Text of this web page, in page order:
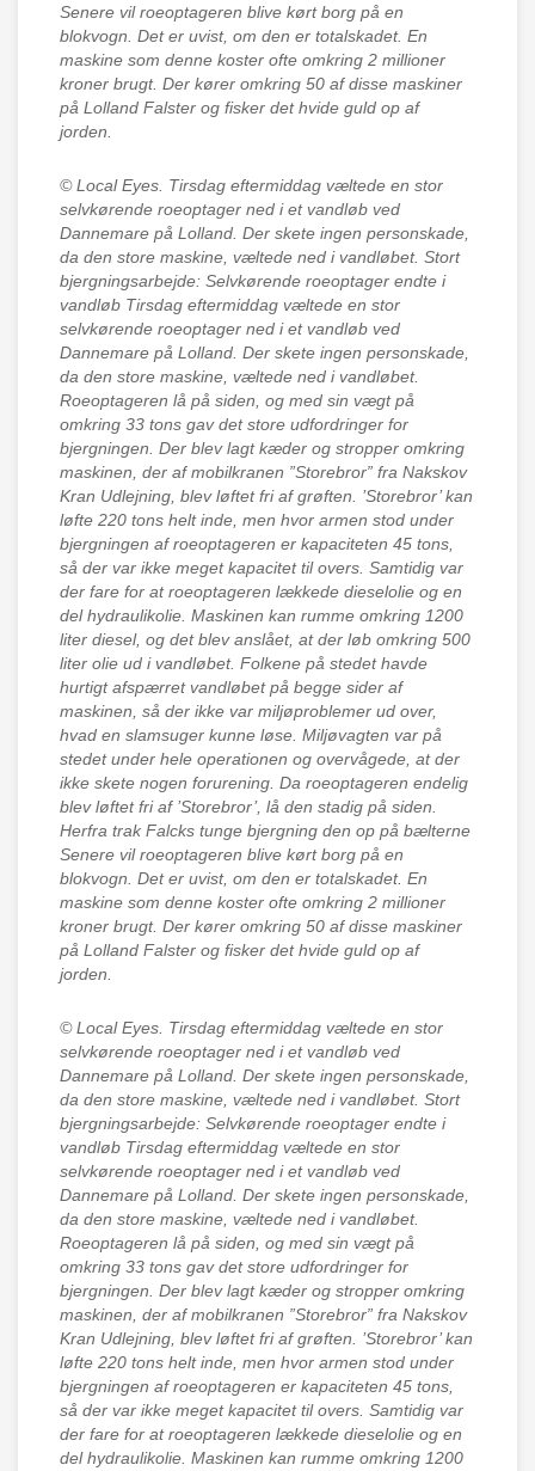
Senere vil roeoptageren blive kørt borg på en
blokvogn. Det er uvist, om den er totalskadet. En
maskine som denne koster ofte omkring 2 millioner
kroner brugt. Der kører omkring 50 af disse maskiner
på Lolland Falster og fisker det hvide guld op af
jorden.
© Local Eyes. Tirsdag eftermiddag væltede en stor
selvkørende roeoptager ned i et vandløb ved
Dannemare på Lolland. Der skete ingen personskade,
da den store maskine, væltede ned i vandløbet. Stort
bjergningsarbejde: Selvkørende roeoptager endte i
vandløb Tirsdag eftermiddag væltede en stor
selvkørende roeoptager ned i et vandløb ved
Dannemare på Lolland. Der skete ingen personskade,
da den store maskine, væltede ned i vandløbet.
Roeoptageren lå på siden, og med sin vægt på
omkring 33 tons gav det store udfordringer for
bjergningen. Der blev lagt kæder og stropper omkring
maskinen, der af mobilkranen ”Storebror” fra Nakskov
Kran Udlejning, blev løftet fri af grøften. ’Storebror’ kan
løfte 220 tons helt inde, men hvor armen stod under
bjergningen af roeoptageren er kapaciteten 45 tons,
så der var ikke meget kapacitet til overs. Samtidig var
der fare for at roeoptageren lækkede dieselolie og en
del hydraulikolie. Maskinen kan rumme omkring 1200
liter diesel, og det blev anslået, at der løb omkring 500
liter olie ud i vandløbet. Folkene på stedet havde
hurtigt afspærret vandløbet på begge sider af
maskinen, så der ikke var miljøproblemer ud over,
hvad en slamsuger kunne løse. Miljøvagten var på
stedet under hele operationen og overvågede, at der
ikke skete nogen forurening. Da roeoptageren endelig
blev løftet fri af ’Storebror’, lå den stadig på siden.
Herfra trak Falcks tunge bjergning den op på bælterne
Senere vil roeoptageren blive kørt borg på en
blokvogn. Det er uvist, om den er totalskadet. En
maskine som denne koster ofte omkring 2 millioner
kroner brugt. Der kører omkring 50 af disse maskiner
på Lolland Falster og fisker det hvide guld op af
jorden.
© Local Eyes. Tirsdag eftermiddag væltede en stor
selvkørende roeoptager ned i et vandløb ved
Dannemare på Lolland. Der skete ingen personskade,
da den store maskine, væltede ned i vandløbet. Stort
bjergningsarbejde: Selvkørende roeoptager endte i
vandløb Tirsdag eftermiddag væltede en stor
selvkørende roeoptager ned i et vandløb ved
Dannemare på Lolland. Der skete ingen personskade,
da den store maskine, væltede ned i vandløbet.
Roeoptageren lå på siden, og med sin vægt på
omkring 33 tons gav det store udfordringer for
bjergningen. Der blev lagt kæder og stropper omkring
maskinen, der af mobilkranen ”Storebror” fra Nakskov
Kran Udlejning, blev løftet fri af grøften. ’Storebror’ kan
løfte 220 tons helt inde, men hvor armen stod under
bjergningen af roeoptageren er kapaciteten 45 tons,
så der var ikke meget kapacitet til overs. Samtidig var
der fare for at roeoptageren lækkede dieselolie og en
del hydraulikolie. Maskinen kan rumme omkring 1200